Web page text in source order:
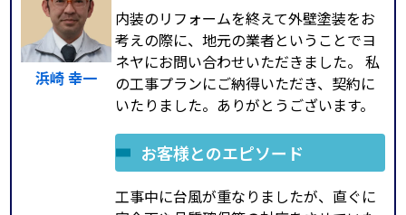
浜崎 幸一
内装のリフォームを終えて外壁塗装をお
考えの際に、地元の業者ということでヨ
ネヤにお問い合わせいただきました。 私
の工事プランにご納得いただき、契約に
いたりました。ありがとうございます。
お客様とのエピソード
工事中に台風が重なりましたが、直ぐに